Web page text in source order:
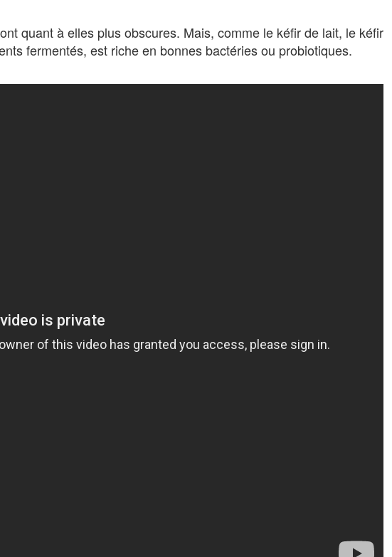
quant à elles plus obscures. Mais, comme le kéfir de lait, le kéfir
fermentés, est riche en bonnes bactéries ou probiotiques.